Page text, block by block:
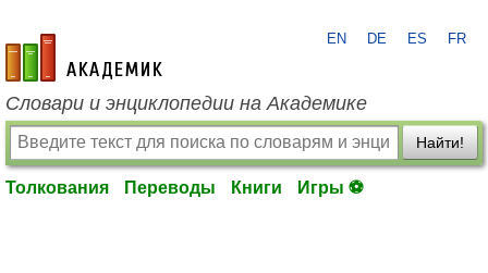
academic.ru
EN DE ES FR
Словари и энциклопедии на Академике
Найти!
Толкования Переводы Книги Игры ⚽